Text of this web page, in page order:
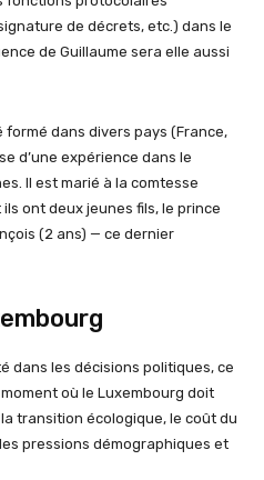
de décrets, etc.) dans le
de Guillaume sera elle aussi
formé dans divers pays (France,
d’une expérience dans le
Il est marié à la comtesse
ont deux jeunes fils, le prince
(2 ans) — ce dernier
dans les décisions politiques, ce
où le Luxembourg doit
transition écologique, le coût du
pressions démographiques et